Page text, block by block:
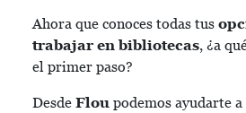
Ahora que conoces todas tus
trabajar en bibliotecas, ¿a
el primer paso?
Desde Flou podemos ayudarte